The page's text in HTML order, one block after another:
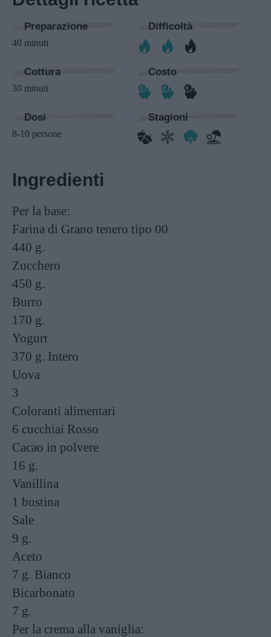
Preparazione
40 minuti
Difficoltà
Cottura
30 minuti
Costo
Dosi
8-10 persone
Stagioni
Ingredienti
Per la base:
Farina di Grano tenero tipo 00
440 g.
Zucchero
450 g.
Burro
170 g.
Yogurt
370 g. Intero
Uova
3
Coloranti alimentari
6 cucchiai Rosso
Cacao in polvere
16 g.
Vanillina
1 bustina
Sale
9 g.
Aceto
7 g. Bianco
Bicarbonato
7 g.
Per la crema alla vaniglia: